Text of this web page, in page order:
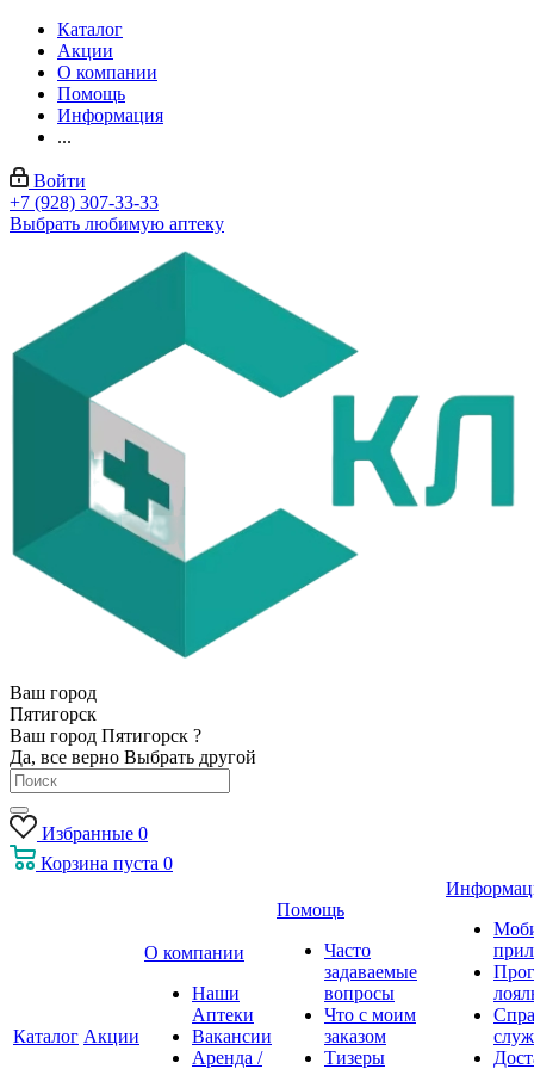
Каталог
Акции
О компании
Помощь
Информация
...
Войти
+7 (928) 307-33-33
Выбрать любимую аптеку
Ваш город
Пятигорск
Ваш город Пятигорск ?
Да, все верно Выбрать другой
Избранные 0
Корзина пуста 0
Каталог Акции
О компании
Наши
Аптеки
Вакансии
Аренда /
Помощь
Часто
задаваемые
вопросы
Что с моим
заказом
Тизеры